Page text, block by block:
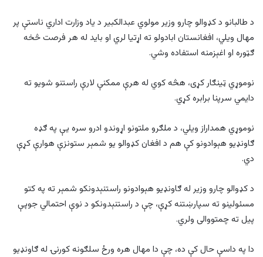
‏د طالبانو د کډوالو چارو وزیر مولوي عبدالکبیر د یاد وزارت اداري ناستې پر
مهال ویلي، افغانستان ابادولو ته اړتیا لري او باید له هر فرصت څخه
ګټوره او اغېزمنه استفاده وشي.
نوموړي ټینګار کړی، هڅه کوي له هرې ممکنې لارې راستنو شویو ته
دایمي سرپنا برابره کړي.
نوموړي همداراز ویلي، د ملګرو ملتونو اړوندو ادرو سره یې په ګډه
ګاونډیو هېوادونو کې هم د افغان کډوالو یو شمېر ستونزې هوارې کړې
دي.
د کډوالو چارو وزیر له ګاونډیو هېوادونو راستنېدونکو شمېر ته په کتو
مسئولینو ته سپارښتنه کړې، چې د راستنېدونکو د نوې احتمالي جوپې
پیل ته چمتووالی ولري.
دا په داسې حال کې ده، چې دا مهال هره ورځ سلګونه کورنۍ له ګاونډیو